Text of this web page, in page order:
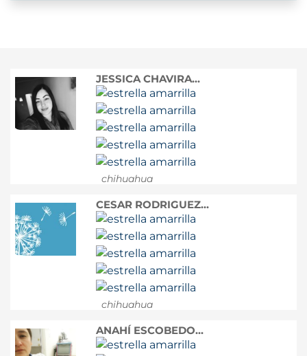
JESSICA CHAVIRA...
chihuahua
CESAR RODRIGUEZ...
chihuahua
ANAHÍ ESCOBEDO...